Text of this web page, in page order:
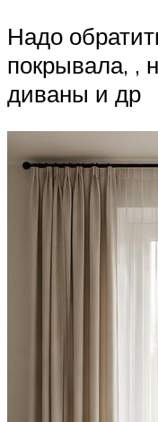
Надо
покрывала, ,
диваны и др